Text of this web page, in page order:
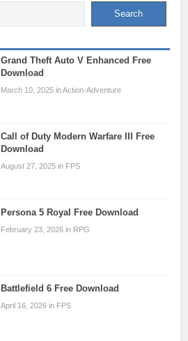
Grand Theft Auto V Enhanced Free
Download
March 10, 2025 in Action-Adventure
Call of Duty Modern Warfare III Free
Download
August 27, 2025 in FPS
Persona 5 Royal Free Download
February 23, 2026 in RPG
Battlefield 6 Free Download
April 16, 2026 in FPS